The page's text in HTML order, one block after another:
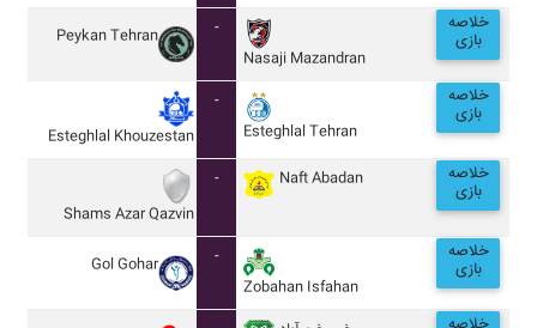
Peykan Tehran
-
Nasaji Mazandran
خلاصه
بازی
Esteghlal Khouzestan
-
Esteghlal Tehran
خلاصه
بازی
Shams Azar Qazvin
- Naft Abadan خلاصه
بازی
Gol Gohar
-
Zobahan Isfahan
خلاصه
بازی